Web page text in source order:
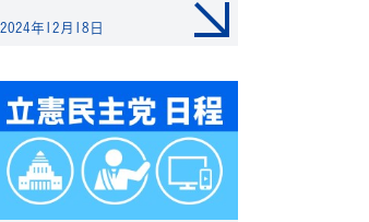
2024年12月18日